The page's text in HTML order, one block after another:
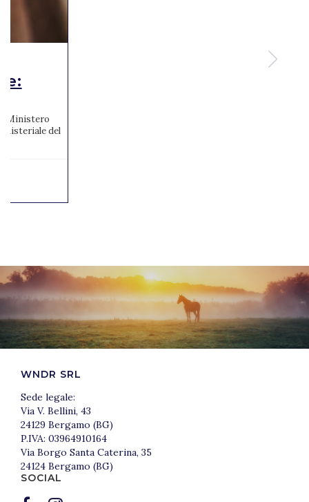
Ministero
del
WNDR SRL
Sede legale:
Via V. Bellini, 43
24129 Bergamo (BG)
P.IVA: 03964910164
Via Borgo Santa Caterina, 35
24124 Bergamo (BG)
SOCIAL